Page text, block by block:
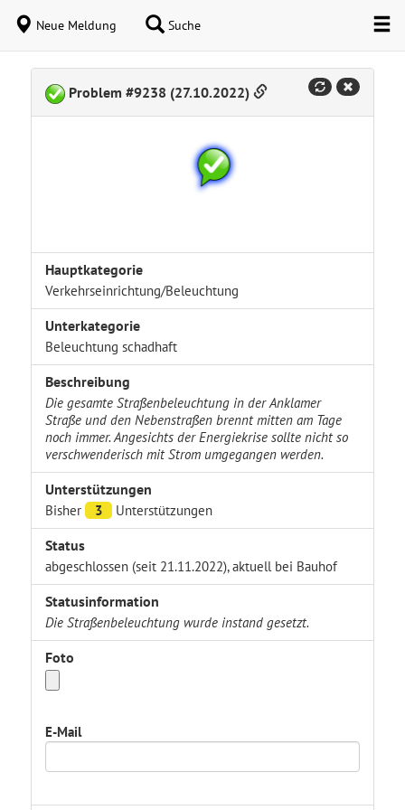
Neue Meldung Suche
Problem #9238 (27.10.2022)
Hauptkategorie
Verkehrseinrichtung/Beleuchtung
Unterkategorie
Beleuchtung schadhaft
Beschreibung
Die gesamte Straßenbeleuchtung in der Anklamer
Straße und den Nebenstraßen brennt mitten am Tage
noch immer. Angesichts der Energiekrise sollte nicht so
verschwenderisch mit Strom umgegangen werden.
Unterstützungen
Bisher 3 Unterstützungen
Status
abgeschlossen (seit 21.11.2022), aktuell bei Bauhof
Statusinformation
Die Straßenbeleuchtung wurde instand gesetzt.
Foto
E-Mail